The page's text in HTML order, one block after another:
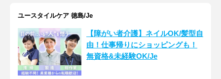
ユースタイルケア 徳島/Je
【障がい者介護】ネイルOK/髪型自
由！仕事帰りにショッピングも！
無資格&未経験OK/Je